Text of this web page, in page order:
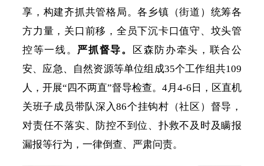
享，构建齐抓共管格局。各乡镇（街道）统筹各
方力量，关口前移，全员下沉卡口值守、坟头管
控等一线。 严抓督导。
区森防办牵头，联合公
安、应急、自然资源等单位组成35个工作组共109
人，开展“四不两直”督导检查。4月4-6日，区直机
关班子成员带队深入86个挂钩村（社区）督导，
对责任不落实、防控不到位、扑救不及时及瞒报
漏报等行为，一律倒查、严肃问责。